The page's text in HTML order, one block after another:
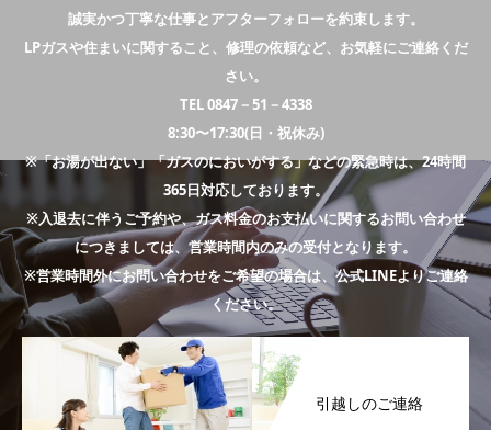
誠実かつ丁寧な仕事とアフターフォローを約束します。
LPガスや住まいに関すること、修理の依頼など、お気軽にご連絡くだ
さい。
TEL 0847－51－4338
8:30〜17:30(日・祝休み)
※「お湯が出ない」「ガスのにおいがする」などの緊急時は、24時間
365日対応しております。
※入退去に伴うご予約や、ガス料金のお支払いに関するお問い合わせ
につきましては、営業時間内のみの受付となります。
※営業時間外にお問い合わせをご希望の場合は、公式LINEよりご連絡
ください。
引越しのご連絡